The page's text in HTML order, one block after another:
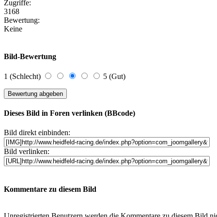
Zugriffe:
3168
Bewertung:
Keine
Bild-Bewertung
1 (Schlecht) 5 (Gut)
Dieses Bild in Foren verlinken (BBcode)
Bild direkt einbinden:
Bild verlinken:
Kommentare zu diesem Bild